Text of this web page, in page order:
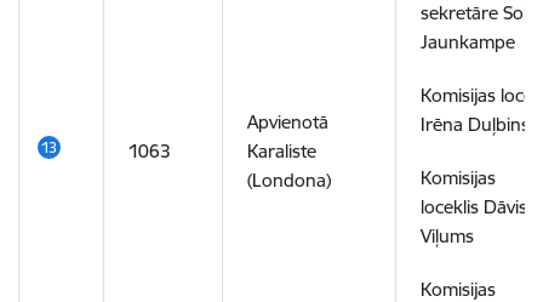
1063
Apvienotā
Karaliste
(Londona)
sekretāre
Jaunkampe
Komisijas
Irēna
Komisijas
loceklis Dāvis
Viļums
Komisijas